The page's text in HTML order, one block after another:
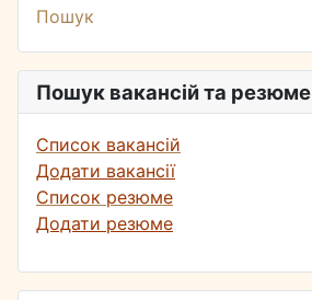
Пошук
Пошук вакансій та резюме
Список вакансій
Додати вакансії
Список резюме
Додати резюме